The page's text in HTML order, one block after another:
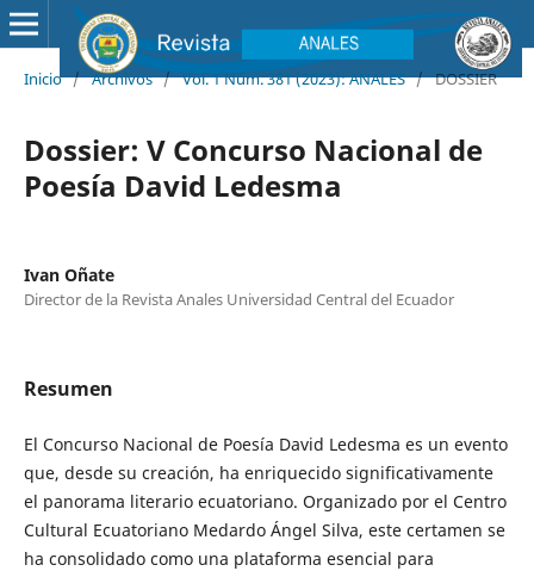
Inicio / Archivos / Vol. 1 Núm. 381 (2023): ANALES / DOSSIER
Dossier: V Concurso Nacional de
Poesía David Ledesma
Ivan Oñate
Director de la Revista Anales Universidad Central del Ecuador
Resumen
El Concurso Nacional de Poesía David Ledesma es un evento
que, desde su creación, ha enriquecido significativamente
el panorama literario ecuatoriano. Organizado por el Centro
Cultural Ecuatoriano Medardo Ángel Silva, este certamen se
ha consolidado como una plataforma esencial para